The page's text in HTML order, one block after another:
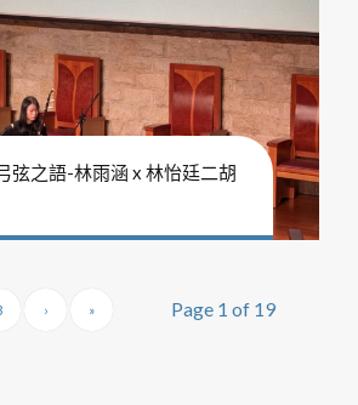
弦之語-林雨涵 x 林怡廷二胡
Page 1 of 19
› »